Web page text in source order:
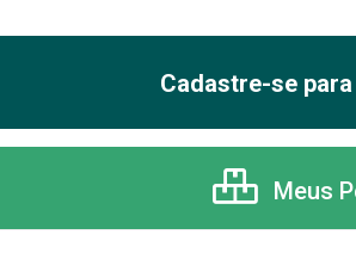
Cadastre-se
Meus